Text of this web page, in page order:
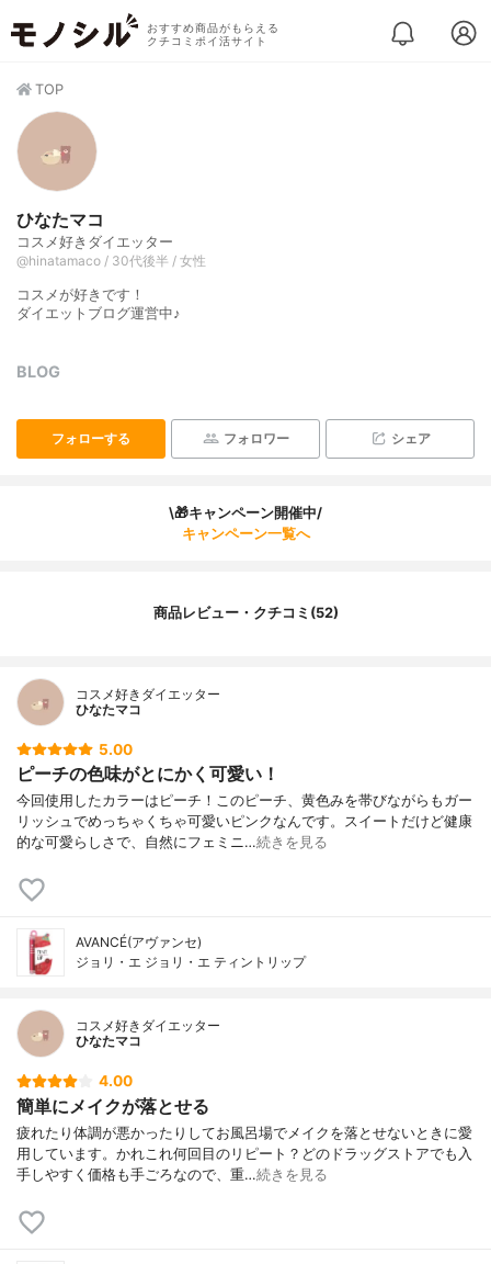
おすすめ商品がもらえる
クチコミポイ活サイト
TOP
ひなたマコ
コスメ好きダイエッター
@hinatamaco / 30代後半 / 女性
コスメが好きです！
ダイエットブログ運営中♪
BLOG
フォローする フォロワー シェア
\🎁キャンペーン開催中/
キャンペーン一覧へ
商品レビュー・クチコミ(52)
コスメ好きダイエッター
ひなたマコ
5.00
ピーチの色味がとにかく可愛い！
今回使用したカラーはピーチ！このピーチ、黄色みを帯びながらもガー
リッシュでめっちゃくちゃ可愛いピンクなんです。スイートだけど健康
的な可愛らしさで、自然にフェミニ…続きを見る
AVANCÉ(アヴァンセ)
ジョリ・エ ジョリ・エ ティントリップ
コスメ好きダイエッター
ひなたマコ
4.00
簡単にメイクが落とせる
疲れたり体調が悪かったりしてお風呂場でメイクを落とせないときに愛
用しています。かれこれ何回目のリピート？どのドラッグストアでも入
手しやすく価格も手ごろなので、重…続きを見る